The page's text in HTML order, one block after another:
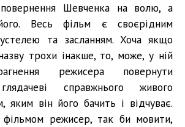
Шевченка на волю, а
Весь фільм є своєрідним
та засланням. Хоча якщо
трохи інакше, то, може, у ній
режисера повернути
справжнього живого
яким він його бачить і відчуває.
режисер, так би мовити,